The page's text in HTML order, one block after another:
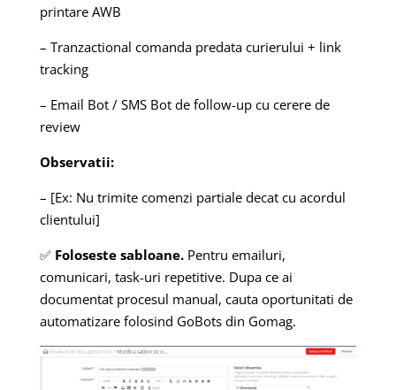
printare AWB
– Tranzactional comanda predata curierului + link
tracking
– Email Bot / SMS Bot de follow-up cu cerere de
review
Observatii:
– [Ex: Nu trimite comenzi partiale decat cu acordul
clientului]
✅ Foloseste sabloane. Pentru emailuri,
comunicari, task-uri repetitive. Dupa ce ai
documentat procesul manual, cauta oportunitati de
automatizare folosind GoBots din Gomag.